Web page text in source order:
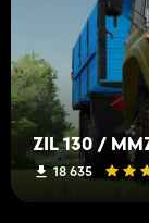
ZIL 130 /
18 635